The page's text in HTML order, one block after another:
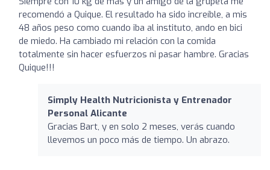
recomendó a Quique. El resultado ha sido increíble, a mis
48 años peso como cuando iba al instituto, ando en bici
de miedo. Ha cambiado mi relación con la comida
totalmente sin hacer esfuerzos ni pasar hambre. Gracias
Quique!!!
Simply Health Nutricionista y Entrenador
Personal Alicante
Gracias Bart, y en solo 2 meses, verás cuando
llevemos un poco más de tiempo. Un abrazo.